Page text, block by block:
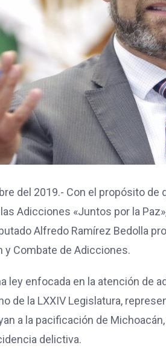
del 2019.- Con el propósito
Adicciones «Juntos por la
Alfredo Ramírez Bedolla
y Combate de Adicciones.
ley enfocada en la atención de
de la LXXIV Legislatura,
a la pacificación de
delictiva.